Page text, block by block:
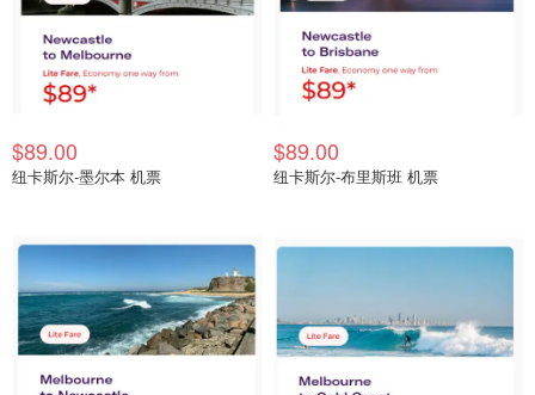
$89.00
纽卡斯尔-墨尔本 机票
$89.00
纽卡斯尔-布里斯班 机票